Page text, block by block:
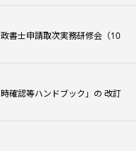
書士申請取次実務研修会（10
確認等ハンドブック」の 改訂